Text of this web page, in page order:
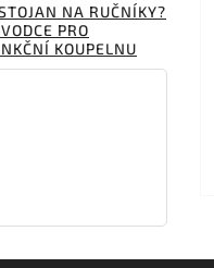
NA RUČNÍKY?
PRO
KOUPELNU